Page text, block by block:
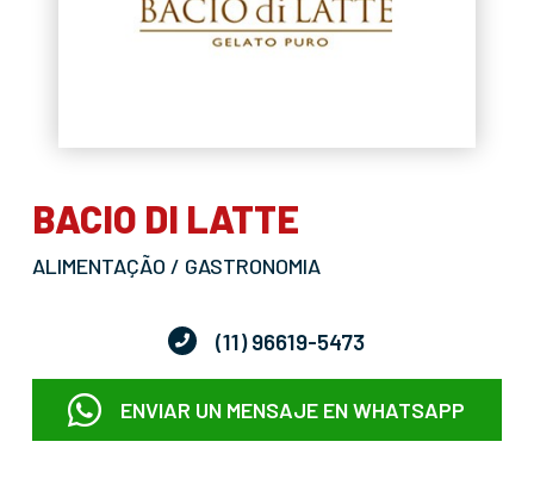
BACIO DI LATTE
ALIMENTAÇÃO / GASTRONOMIA
(11) 96619-5473
ENVIAR UN MENSAJE EN WHATSAPP